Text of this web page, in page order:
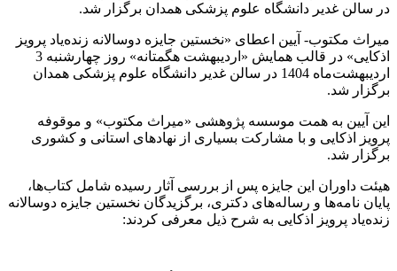
در سالن غدیر دانشگاه علوم پزشکی همدان برگزار شد.
میراث مکتوب- آیین اعطای «نخستین جایزه دوسالانه زنده‌یاد پرویز
اذکایی» در قالب همایش «اردیبهشت هگمتانه» روز چهارشنبه 3
اردیبهشت‌ماه 1404 در سالن غدیر دانشگاه علوم پزشکی همدان
برگزار شد.
این آیین به همت موسسه پژوهشی «میراث مکتوب» و موقوفه
پرویز اذکایی و با مشارکت بسیاری از نهادهای استانی و کشوری
برگزار شد.
هیئت داوران این جایزه پس از بررسی آثار رسیده شامل کتاب‌ها،
پایان نامه‌ها و رساله‌های دکتری، برگزیدگان نخستین جایزه دوسالانه
زنده‌یاد پرویز اذکایی به شرح ذیل معرفی کردند: